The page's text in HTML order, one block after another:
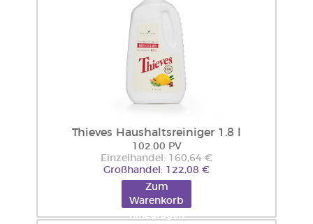
Thieves Haushaltsreiniger 1.8 l
102.00 PV
Einzelhandel: 160,64 €
Großhandel: 122,08 €
Zum
Warenkorb
hinzufügen